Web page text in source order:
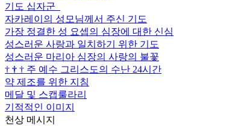
기도 십자군
자카레이의 성모님께서 주신 기도
가장 정결한 성 요셉의 심장에 대한 신심
성스러운 사랑과 일치하기 위한 기도
성스러운 마리아 심장의 사랑의 불꽃
† † † 주 예수 그리스도의 수난 24시간
약 제조를 위한 지침
메달 및 스캡룰라리
기적적인 이미지
천상 메시지